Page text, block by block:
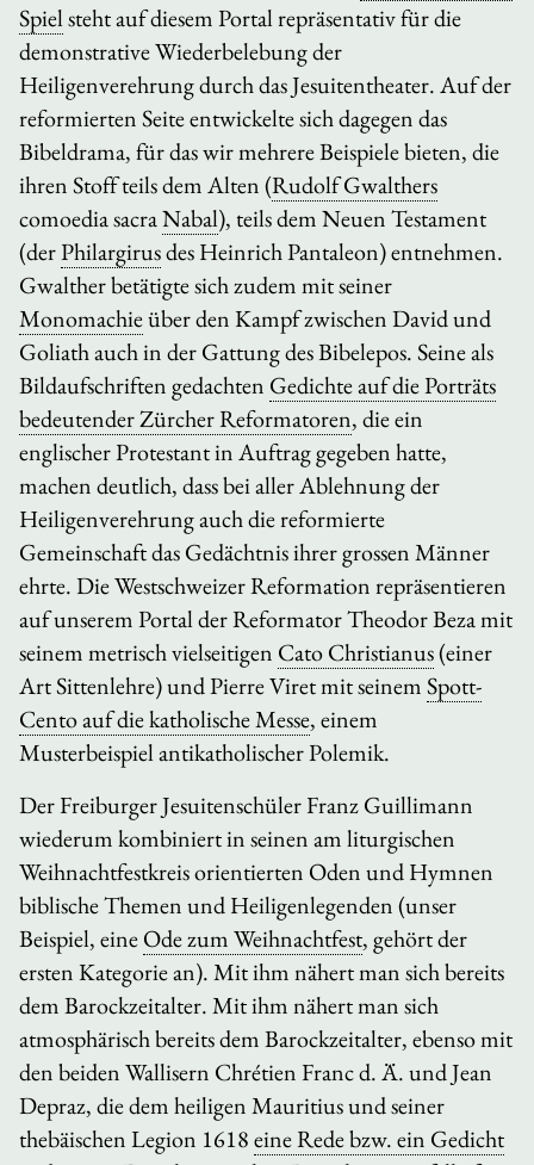
Spielsteht auf diesem Portal repräsentativ für die
demonstrative Wiederbelebung der
Heiligenverehrung durch das Jesuitentheater. Auf der
reformierten Seite entwickelte sich dagegen das
Bibeldrama, für das wir mehrere Beispiele bieten, die
ihren Stoff teils dem Alten (Rudolf Gwalthers
comoedia sacraNabal), teils dem Neuen Testament
(derPhilargirusdes Heinrich Pantaleon) entnehmen.
Gwalther betätigte sich zudem mit seiner
Monomachieüber den Kampf zwischen David und
Goliath auch in der Gattung des Bibelepos. Seine als
Bildaufschriften gedachten Gedichte auf die Porträts
bedeutender Zürcher Reformatoren, die ein
englischer Protestant in Auftrag gegeben hatte,
machen deutlich, dass bei aller Ablehnung der
Heiligenverehrung auch die reformierte
Gemeinschaft das Gedächtnis ihrer grossen Männer
ehrte. Die Westschweizer Reformation repräsentieren
auf unserem Portal der Reformator Theodor Beza mit
seinem metrisch vielseitigen Cato Christianus(einer
Art Sittenlehre) und Pierre Viret mit seinemSpott-
Centoauf die katholische Messe, einem
Musterbeispiel antikatholischer Polemik.
Der Freiburger Jesuitenschüler Franz Guillimann
wiederum kombiniert in seinen am liturgischen
Weihnachtfestkreis orientierten Oden und Hymnen
biblische Themen und Heiligenlegenden (unser
Beispiel, eineOde zum Weihnachtfest, gehört der
ersten Kategorie an). Mit ihm nähert man sich bereits
dem Barockzeitalter. Mit ihm nähert man sich
atmosphärisch bereits dem Barockzeitalter, ebenso mit
den beiden Wallisern Chrétien Franc d. Ä. und Jean
Depraz, die dem heiligen Mauritius und seiner
thebäischen Legion 1618eine Rede bzw. ein Gedicht